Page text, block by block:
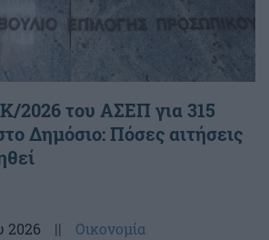
2026 του ΑΣΕΠ για 315
Δημόσιο: Πόσες αιτήσεις
2026 || Οικονομία